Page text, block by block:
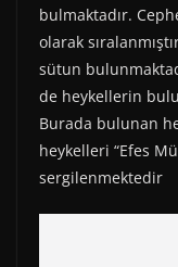
bulmaktadır.
olarak
sütun
de heykellerin
Burada bulunan
heykelleri “Efes
sergilenmektedir